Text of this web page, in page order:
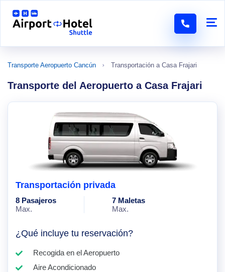
Transporte Aeropuerto Cancún Transportación a Casa Frajari
Transporte del Aeropuerto a Casa Frajari
Transportación privada
8 Pasajeros
Max.
7 Maletas
Max.
¿Qué incluye tu reservación?
Recogida en el Aeropuerto
Aire Acondicionado